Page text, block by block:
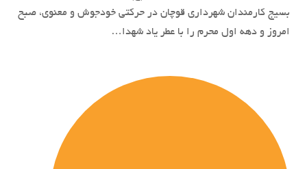
بسیج کارمندان شهرداری قوچان در حرکتی خودجوش و معنوی، صبح
امروز و دهه اول محرم را با عطر یاد شهدا…